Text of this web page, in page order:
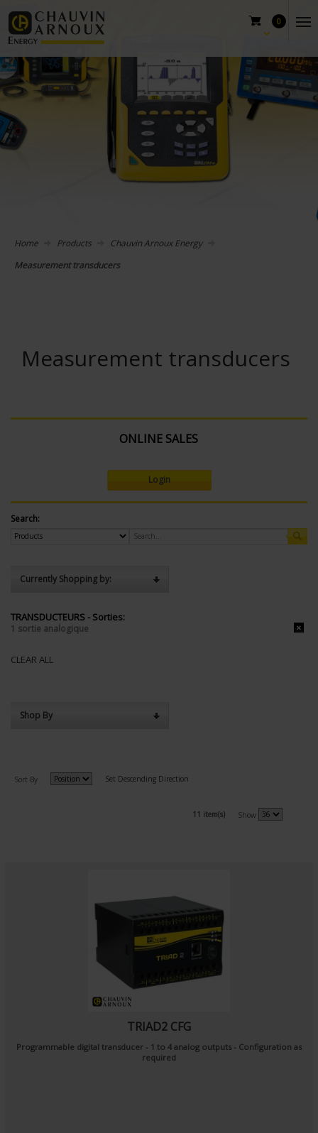
0
Home Products
Chauvin Arnoux Energy
Measurement transducers
Measurement transducers
ONLINE SALES
Login
Search:
Currently Shopping by:
TRANSDUCTEURS - Sorties:
1 sortie analogique
CLEAR ALL
Shop By
Sort By Set Descending Direction
11 item(s) Show
TRIAD2 CFG
Programmable digital transducer - 1 to 4 analog outputs - Configuration as
required